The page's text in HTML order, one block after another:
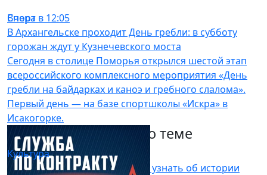
Спорт
Вчера в 12:05
В Архангельске проходит День гребли: в субботу
горожан ждут у Кузнечевского моста
Сегодня в столице Поморья открылся шестой этап
всероссийского комплексного мероприятия «День
гребли на байдарках и каноэ и гребного слалома».
Первый день — на базе спортшколы «Искра» в
Исакогорке.
Другие материалы по теме
Культура
Вчера в 06:15
В центре Архангельска можно узнать об истории